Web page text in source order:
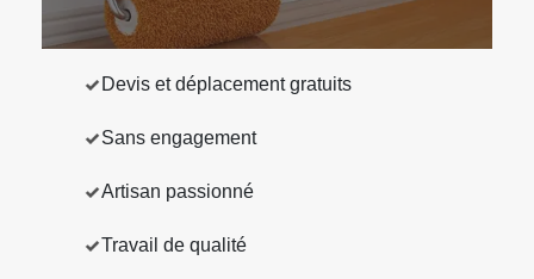
Devis et déplacement gratuits
Sans engagement
Artisan passionné
Travail de qualité